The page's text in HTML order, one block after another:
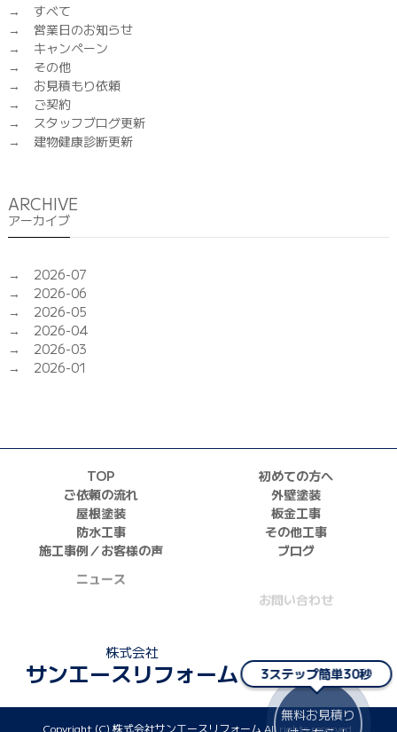
すべて
営業日のお知らせ
キャンペーン
その他
お見積もり依頼
ご契約
スタッフブログ更新
建物健康診断更新
ARCHIVE
アーカイブ
2026-07
2026-06
2026-05
2026-04
2026-03
2026-01
TOP
初めての方へ
ご依頼の流れ
外壁塗装
屋根塗装
板金工事
防水工事
その他工事
施工事例／お客様の声
ブログ
株式会社
サンエースリフォーム
Copyright (C) 株式会社サンエースリフォーム All rights reserved.
3ステップ簡単30秒
無料お見積り